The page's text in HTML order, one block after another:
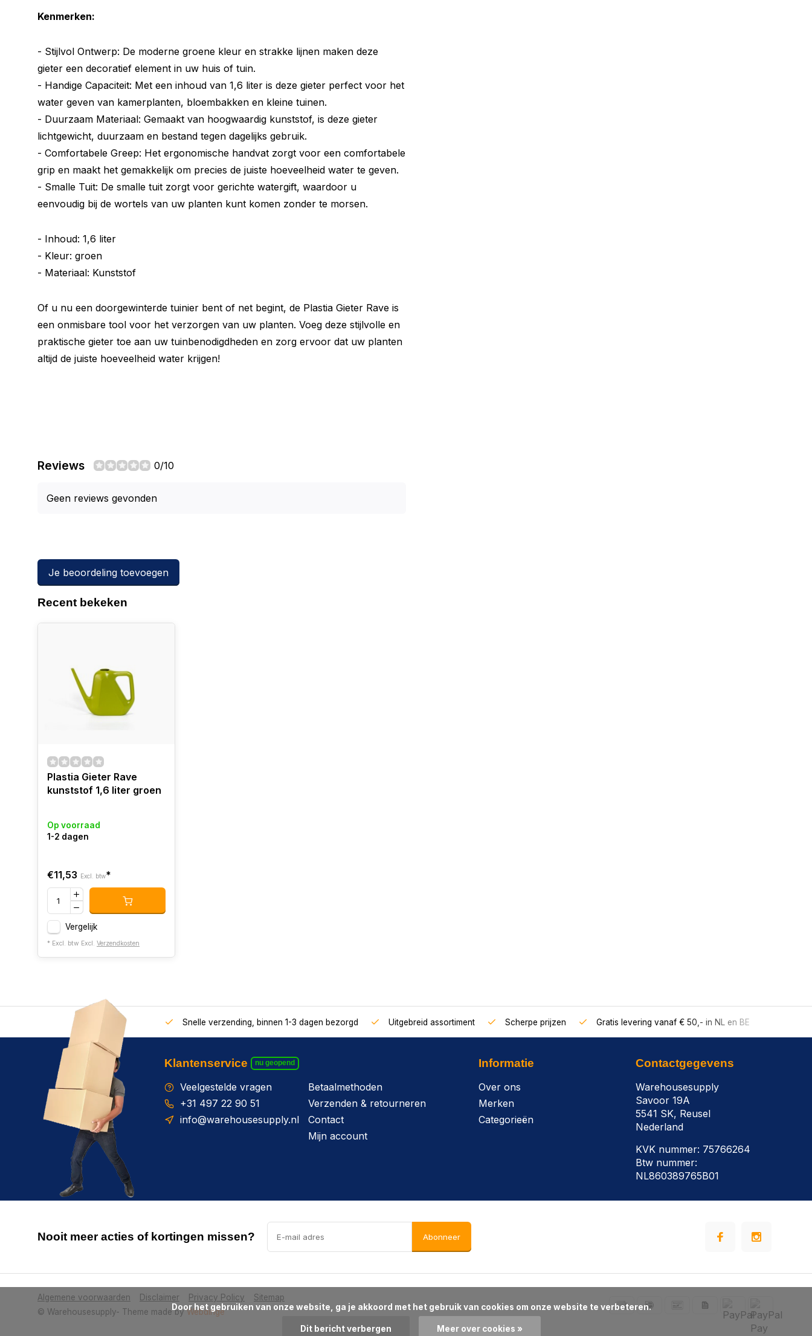
Kenmerken:
- Stijlvol Ontwerp: De moderne groene kleur en strakke lijnen maken deze
gieter een decoratief element in uw huis of tuin.
- Handige Capaciteit: Met een inhoud van 1,6 liter is deze gieter perfect voor het
water geven van kamerplanten, bloembakken en kleine tuinen.
- Duurzaam Materiaal: Gemaakt van hoogwaardig kunststof, is deze gieter
lichtgewicht, duurzaam en bestand tegen dagelijks gebruik.
- Comfortabele Greep: Het ergonomische handvat zorgt voor een comfortabele
grip en maakt het gemakkelijk om precies de juiste hoeveelheid water te geven.
- Smalle Tuit: De smalle tuit zorgt voor gerichte watergift, waardoor u
eenvoudig bij de wortels van uw planten kunt komen zonder te morsen.
- Inhoud: 1,6 liter
- Kleur: groen
- Materiaal: Kunststof
Of u nu een doorgewinterde tuinier bent of net begint, de Plastia Gieter Rave is
een onmisbare tool voor het verzorgen van uw planten. Voeg deze stijlvolle en
praktische gieter toe aan uw tuinbenodigdheden en zorg ervoor dat uw planten
altijd de juiste hoeveelheid water krijgen!
Reviews 0/10
Geen reviews gevonden
Je beoordeling toevoegen
Recent bekeken
Plastia Gieter Rave
kunststof 1,6 liter groen
Op voorraad
1-2 dagen
€11,53 Excl. btw*
Vergelijk
* Excl. btw Excl. Verzendkosten
Snelle verzending, binnen 1-3 dagen bezorgd Uitgebreid assortiment Scherpe prijzen Gratis levering vanaf € 50,- in NL en BE
Klantenservice nu geopend
Veelgestelde vragen
+31 497 22 90 51
info@warehousesupply.nl
Betaalmethoden
Verzenden & retourneren
Contact
Mijn account
Informatie
Over ons
Merken
Categorieën
Contactgegevens
Warehousesupply
Savoor 19A
5541 SK, Reusel
Nederland
KVK nummer: 75766264
Btw nummer:
NL860389765B01
Nooit meer acties of kortingen missen? Abonneer
Algemene voorwaarden Disclaimer Privacy Policy
Sitemap
© Warehousesupply- Theme made byWebdinge
      Door het gebruiken van onze website, ga je akkoord met het gebruik van cookies om onze website te verbeteren.
Dit bericht verbergen Meer over cookies »